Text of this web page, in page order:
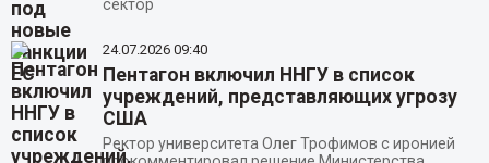
сектор
24.07.2026 09:40
Пентагон включил ННГУ в список
учреждений, представляющих угрозу
США
Ректор университета Олег Трофимов с иронией